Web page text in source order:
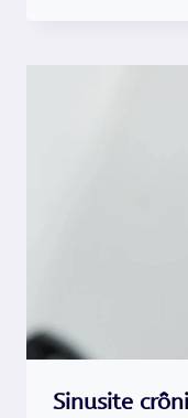
Sinusite